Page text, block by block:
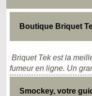
Boutique Briquet
Briquet Tek est la
fumeur en ligne. Un
Smockey, votre